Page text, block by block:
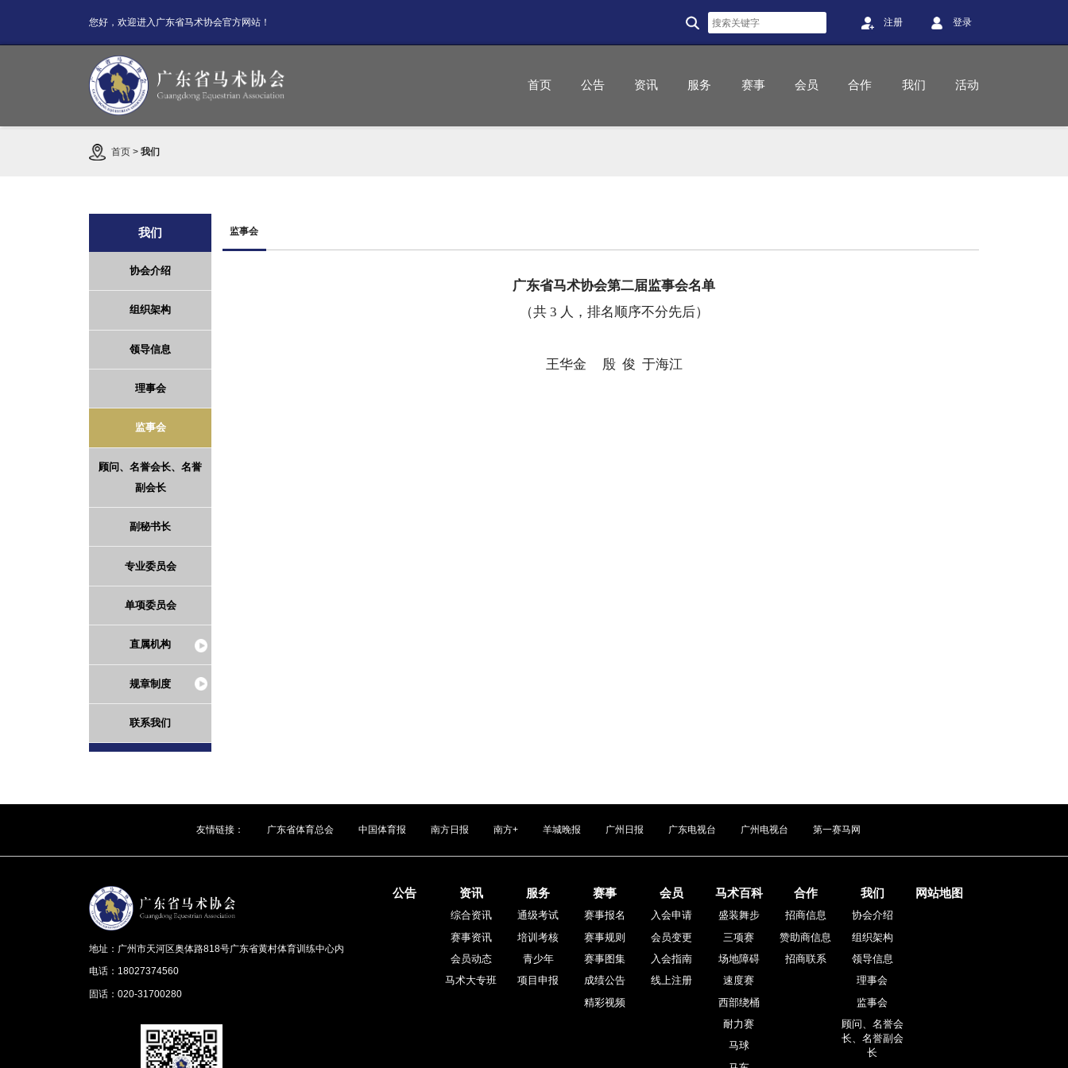
您好，欢迎进入广东省马术协会官方网站！ 注册 登录
首页 公告 资讯 服务 赛事 会员 合作 我们 活动
首页 > 我们
我们
协会介绍
组织架构
领导信息
理事会
监事会
顾问、名誉会长、名誉
副会长
副秘书长
专业委员会
单项委员会
直属机构
规章制度
联系我们
监事会
广东省马术协会第二届监事会名单
（共 3 人，排名顺序不分先后）
王华金 殷 俊 于海江
友情链接： 广东省体育总会 中国体育报 南方日报 南方+ 羊城晚报 广州日报 广东电视台 广州电视台 第一赛马网
地址：广州市天河区奥体路818号广东省黄村体育训练中心内
电话：18027374560
固话：020-31700280
公告 资讯
综合资讯
赛事资讯
会员动态
马术大专班
服务
通级考试
培训考核
青少年
项目申报
赛事
赛事报名
赛事规则
赛事图集
成绩公告
精彩视频
会员
入会申请
会员变更
入会指南
线上注册
马术百科
盛装舞步
三项赛
场地障碍
速度赛
西部绕桶
耐力赛
马球
合作
招商信息
赞助商信息
招商联系
我们
协会介绍
组织架构
领导信息
理事会
监事会
顾问、名誉会
长、名誉副会
长
网站地图